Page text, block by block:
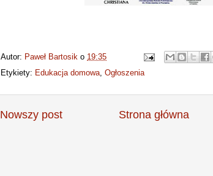
Autor: Paweł Bartosik o 19:35
Etykiety: Edukacja domowa, Ogłoszenia
Nowszy post Strona główna